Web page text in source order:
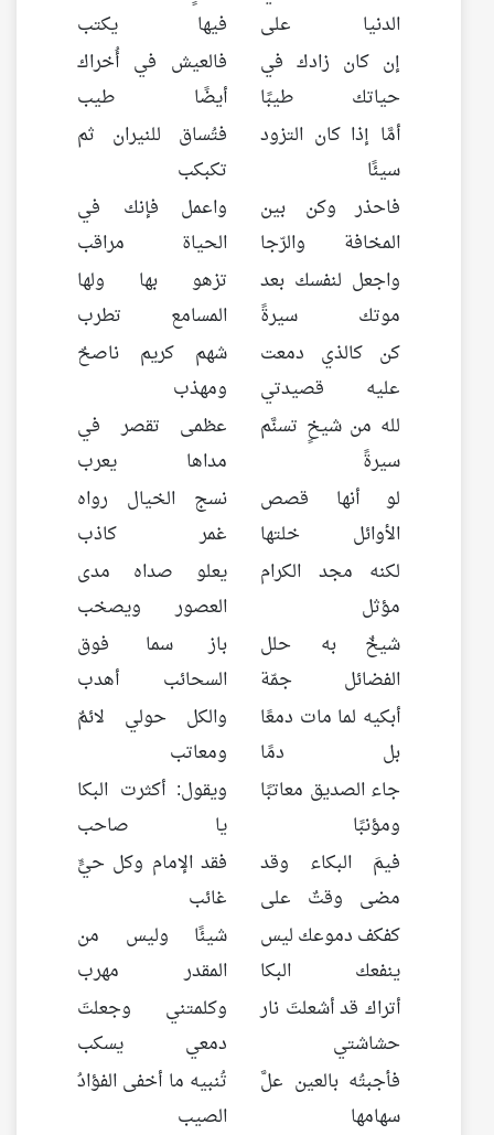
الدنيا على
فيها يكتب
إن كان زادك في
حياتك طيبًا
فالعيش في أُخراك
أيضًا طيب
أمَّا إذا كان التزود
سيئًا
فتُساق للنيران ثم
تكبكب
فاحذر وكن بين
المخافة والرّجا
واعمل فإنك في
الحياة مراقب
واجعل لنفسك بعد
موتك سيرةً
تزهو بها ولها
المسامع تطرب
كن كالذي دمعت
عليه قصيدتي
شهم كريم ناصحٌ
ومهذب
لله من شيخٍ تسنَّم
سيرةً
عظمى تقصر في
مداها يعرب
لو أنها قصص
الأوائل خلتها
نسج الخيال رواه
غمر كاذب
لكنه مجد الكرام
مؤثل
يعلو صداه مدى
العصور ويصخب
شيخٌ به حلل
الفضائل جمّة
باز سما فوق
السحائب أهدب
أبكيه لما مات دمعًا
بل دمًا
والكل حولي لائمٌ
ومعاتب
جاء الصديق معاتبًا
ومؤنبًا
ويقول: أكثرت البكا
يا صاحب
فيمَ البكاء وقد
مضى وقتٌ على
فقد الإمام وكل حيٍّ
غائب
كفكف دموعك ليس
ينفعك البكا
شيئًا وليس من
المقدر مهرب
أتراك قد أشعلتَ نار
حشاشتي
وكلمتني وجعلتَ
دمعي يسكب
فأجبتُه بالعين علَّ
سهامها
تُنبيه ما أخفى الفؤادُ
الصيب